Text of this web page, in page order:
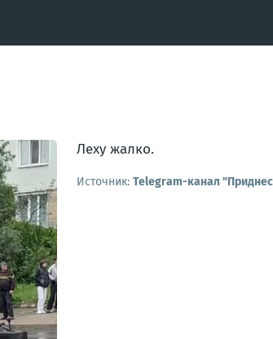
Леху жалко.
Источник: Telegram-канал